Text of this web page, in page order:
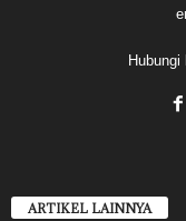
Hubungi
ARTIKEL LAINNYA